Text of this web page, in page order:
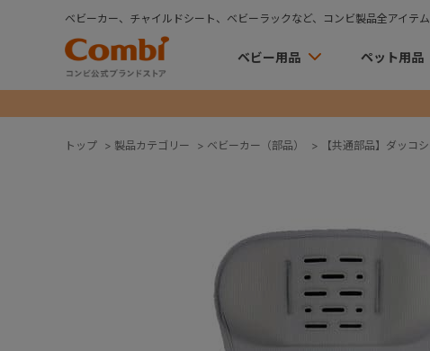
ベビーカー、チャイルドシート、ベビーラックなど、コンビ製品全アイテ
ベビー用品 ペット用品
トップ > 製品カテゴリー > ベビーカー（部品） > 【共通部品】ダッコ